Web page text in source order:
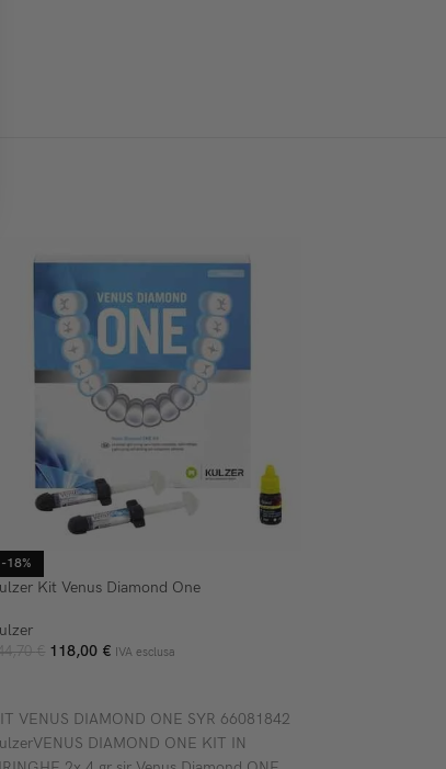
-18%
Kit Venus Diamond One
€ 118,00 € IVA esclusa
VENUS DIAMOND ONE SYR 66081842
DIAMOND ONE KIT IN